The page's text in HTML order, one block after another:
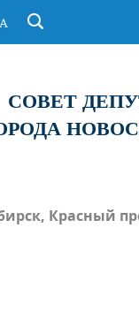
СОВЕТ
Красный